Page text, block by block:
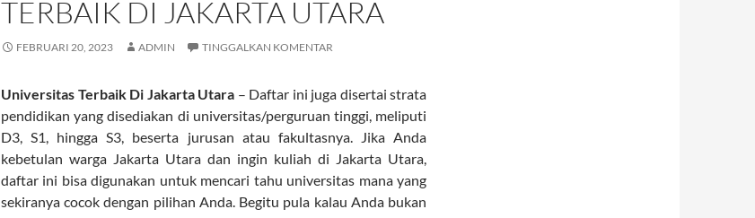
TERBAIK DI JAKARTA UTARA
FEBRUARI 20, 2023 ADMIN TINGGALKAN KOMENTAR
Universitas Terbaik Di Jakarta Utara – Daftar ini juga disertai strata
pendidikan yang disediakan di universitas/perguruan tinggi, meliputi
D3, S1, hingga S3, beserta jurusan atau fakultasnya. Jika Anda
kebetulan warga Jakarta Utara dan ingin kuliah di Jakarta Utara,
daftar ini bisa digunakan untuk mencari tahu universitas mana yang
sekiranya cocok dengan pilihan Anda. Begitu pula kalau Anda bukan